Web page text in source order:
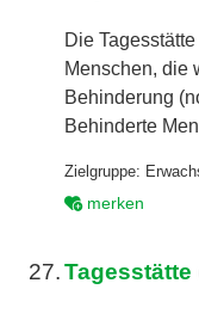
Die
Menschen, die
Behinderung
Behinderte
Zielgruppe:
merken
27. Tagesstätte